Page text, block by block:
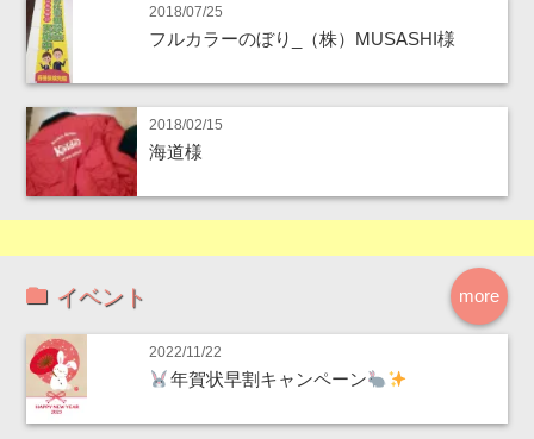
2018/07/25
フルカラーのぼり_（株）MUSASHI様
2018/02/15
海道様
more
イベント
2022/11/22
年賀状早割キャンペーン